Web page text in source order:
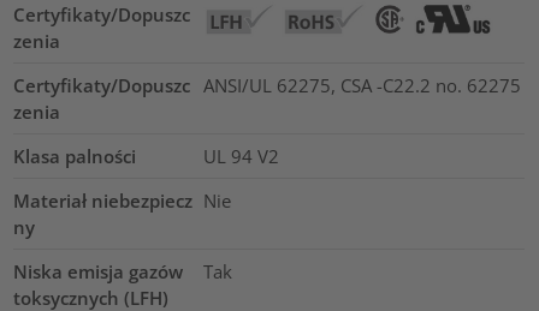
Certyfikaty/Dopuszc
zenia
Certyfikaty/Dopuszc
zenia
ANSI/UL 62275, CSA -C22.2 no. 62275
Klasa palności
UL 94 V2
Materiał niebezpiecz
ny
Nie
Niska emisja gazów
toksycznych (LFH)
Tak